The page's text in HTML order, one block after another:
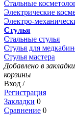
Стальные
Электрические
Электро-
Стулья
Стальные стулья
Стулья для
Стулья мастера
Добавлено в закладки
корзины
Вход /
Регистрация
Закладки 0
Сравнение 0